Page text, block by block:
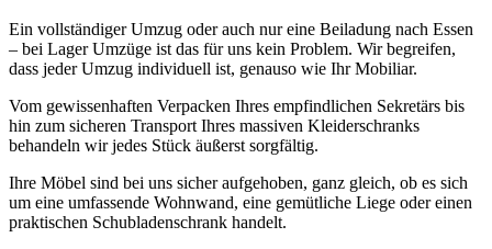
Ein vollständiger Umzug oder auch nur eine Beiladung nach Essen
– bei Lager Umzüge ist das für uns kein Problem. Wir begreifen,
dass jeder Umzug individuell ist, genauso wie Ihr Mobiliar.
Vom gewissenhaften Verpacken Ihres empfindlichen Sekretärs bis
hin zum sicheren Transport Ihres massiven Kleiderschranks
behandeln wir jedes Stück äußerst sorgfältig.
Ihre Möbel sind bei uns sicher aufgehoben, ganz gleich, ob es sich
um eine umfassende Wohnwand, eine gemütliche Liege oder einen
praktischen Schubladenschrank handelt.